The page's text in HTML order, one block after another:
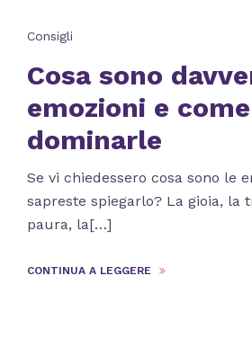
Consigli
Cosa sono
emozioni e come
dominarle
Se vi chiedessero cosa sono le
sapreste spiegarlo? La gioia, la
paura, la[…]
CONTINUA A LEGGERE